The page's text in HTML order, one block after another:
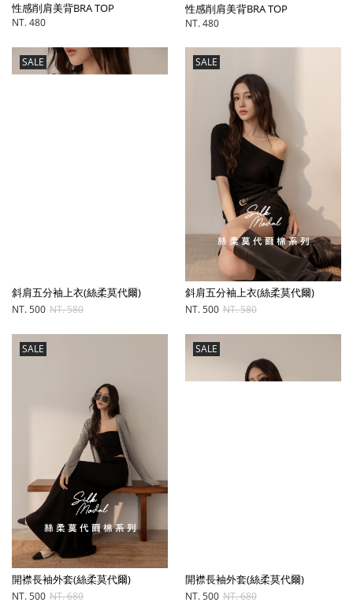
性感削肩美背BRA TOP
NT. 480
性感削肩美背BRA TOP
NT. 480
SALE
斜肩五分袖上衣(絲柔莫代爾)
NT. 500 NT. 580
SALE
斜肩五分袖上衣(絲柔莫代爾)
NT. 500 NT. 580
SALE
開襟長袖外套(絲柔莫代爾)
NT. 500 NT. 680
SALE
開襟長袖外套(絲柔莫代爾)
NT. 500 NT. 680